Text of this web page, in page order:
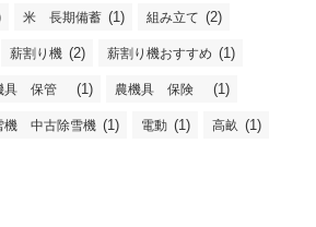
米 長期備蓄 (1) 組み立て (2)
薪割り機 (2) 薪割り機おすすめ (1)
具 保管 (1) 農機具 保険 (1)
機 中古除雪機 (1) 電動 (1) 高畝 (1)